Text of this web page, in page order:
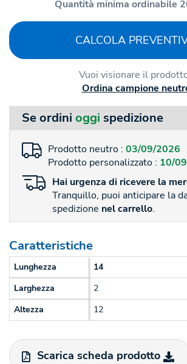
Quantità minima ordinabile
CALCOLA
Vuoi visionare il
Ordina campione
Se ordini oggi spedizione
Prodotto neutro : 03/09/2026
Prodotto personalizzato : 10/
Hai urgenza di ricevere la
Tranquillo, puoi anticipare la
spedizione nel carrello.
Caratteristiche
Lunghezza
14
Larghezza
2
Altezza
12
Scarica scheda prodotto